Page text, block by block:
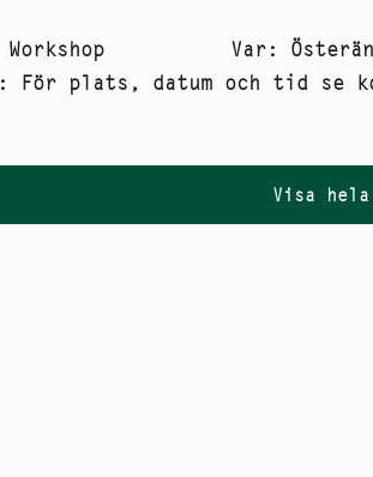
Workshop Var:
: För plats, datum och tid se
Visa hela